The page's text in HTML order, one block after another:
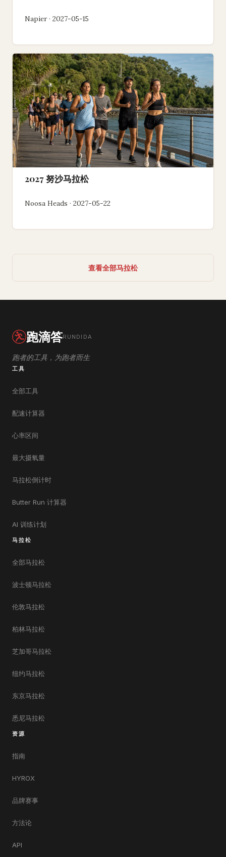
Napier · 2027-05-15
2027 努沙马拉松
Noosa Heads · 2027-05-22
查看全部马拉松
跑滴答RUNDIDA
跑者的工具，为跑者而生
工具
全部工具
配速计算器
心率区间
最大摄氧量
马拉松倒计时
Butter Run 计算器
AI 训练计划
马拉松
全部马拉松
波士顿马拉松
伦敦马拉松
柏林马拉松
芝加哥马拉松
纽约马拉松
东京马拉松
悉尼马拉松
资源
指南
HYROX
品牌赛事
方法论
API